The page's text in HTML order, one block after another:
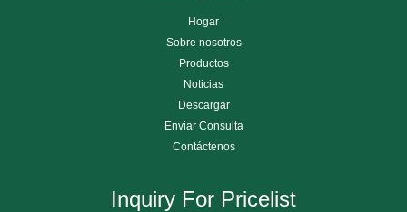
Hogar
Sobre nosotros
Productos
Noticias
Descargar
Enviar Consulta
Contáctenos
Inquiry For Pricelist